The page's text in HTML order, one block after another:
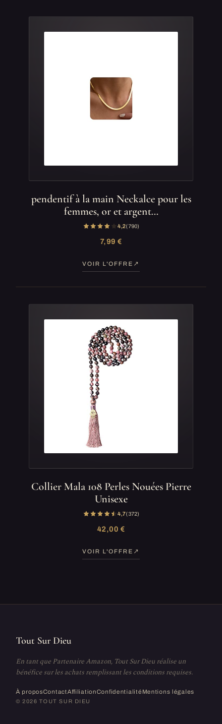
pendentif à la main Neckalce pour les
femmes, or et argent…
4,2(790)
7,99 €
VOIR L'OFFRE
Collier Mala 108 Perles Nouées Pierre
Unisexe
4,7(372)
42,00 €
VOIR L'OFFRE
Tout Sur Dieu
En tant que Partenaire Amazon, Tout Sur Dieu réalise un
bénéfice sur les achats remplissant les conditions requises.
À proposContactAffiliationConfidentialité Mentions légales
© 2026 TOUT SUR DIEU